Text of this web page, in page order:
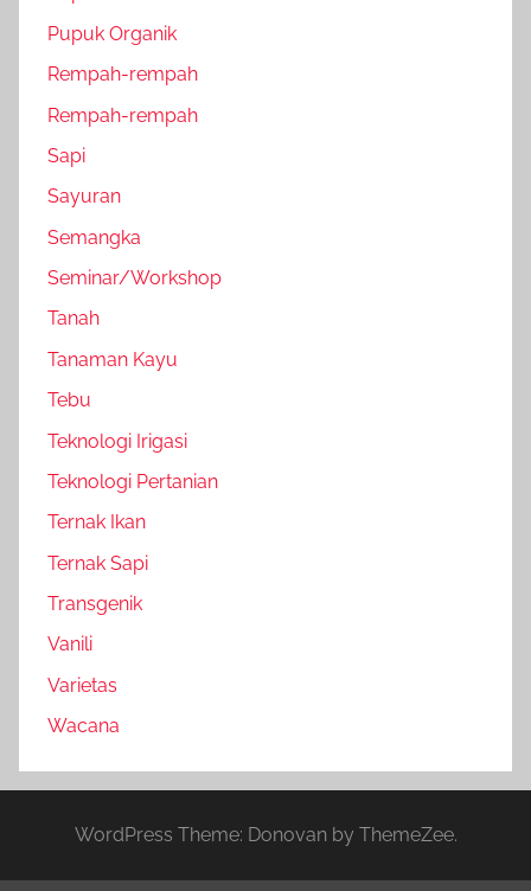
Pupuk Organik
Rempah-rempah
Rempah-rempah
Sapi
Sayuran
Semangka
Seminar/Workshop
Tanah
Tanaman Kayu
Tebu
Teknologi Irigasi
Teknologi Pertanian
Ternak Ikan
Ternak Sapi
Transgenik
Vanili
Varietas
Wacana
WordPress Theme: Donovan by ThemeZee.